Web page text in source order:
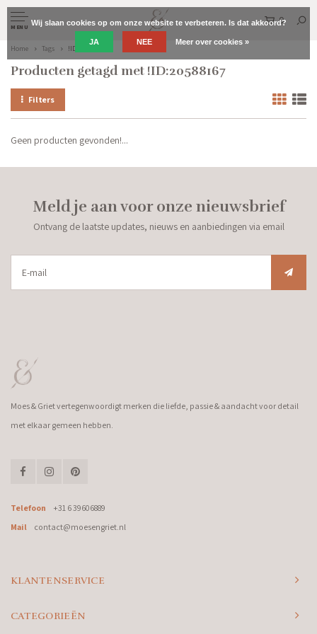
MENU
0
Home Tags !ID:20588167
Producten getagd met !ID:20588167
Filters
Geen producten gevonden!...
Meld je aan voor onze nieuwsbrief
Ontvang de laatste updates, nieuws en aanbiedingen via email
Moes & Griet vertegenwoordigt merken die liefde, passie & aandacht voor detail
met elkaar gemeen hebben.
Telefoon
+31 6 39606889
Mail
contact@moesengriet.nl
KLANTENSERVICE
CATEGORIEËN
Wij slaan cookies op om onze website te verbeteren. Is dat akkoord?
JA NEE Meer over cookies »